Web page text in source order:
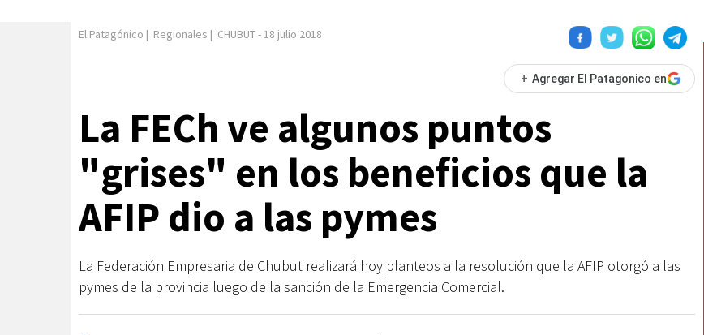
El Patagónico | Regionales | CHUBUT- 18 julio 2018
+ Agregar El Patagonico en
La FECh ve algunos puntos
"grises" en los beneficios que la
AFIP dio a las pymes
La Federación Empresaria de Chubut realizará hoy planteos a la resolución que la AFIP otorgó a las
pymes de la provincia luego de la sanción de la Emergencia Comercial.